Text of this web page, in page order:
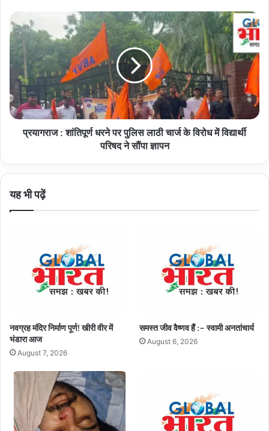
प्रयागराज
:
शांतिपूर्ण
धरने
पर
पुलिस
लाठी
चार्ज
के
विरोध
सौंपा
प्रयागराज : शांतिपूर्ण धरने पर पुलिस लाठी चार्ज के विरोध में विद्यार्थी
परिषद ने सौंपा ज्ञापन
यह भी पढ़ें
नवग्रह मंदिर निर्माण पूर्ण! खीरी वीर में
भंडारा आज
August 7, 2026
समस्त जीव वैष्णव हैं :– स्वामी अनतांचार्य
August 6, 2026